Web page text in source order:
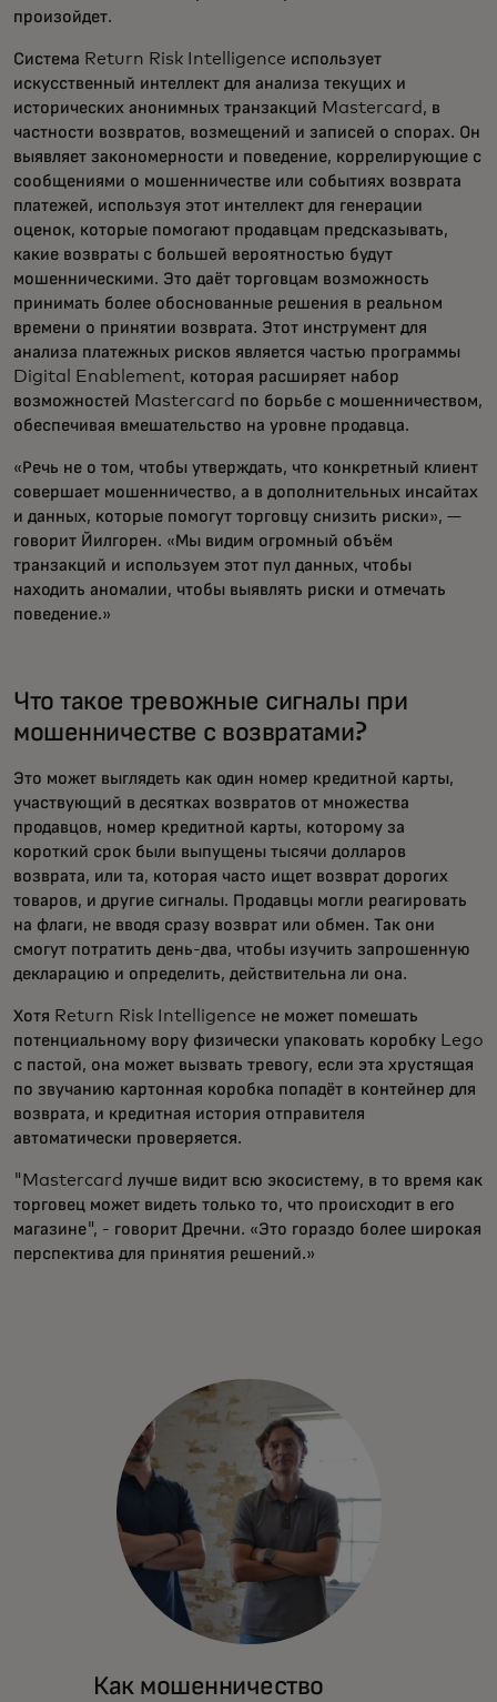
произойдет.
Система Return Risk Intelligence использует
искусственный интеллект для анализа текущих и
исторических анонимных транзакций Mastercard, в
частности возвратов, возмещений и записей о спорах. Он
выявляет закономерности и поведение, коррелирующие с
сообщениями о мошенничестве или событиях возврата
платежей, используя этот интеллект для генерации
оценок, которые помогают продавцам предсказывать,
какие возвраты с большей вероятностью будут
мошенническими. Это даёт торговцам возможность
принимать более обоснованные решения в реальном
времени о принятии возврата. Этот инструмент для
анализа платежных рисков является частью программы
Digital Enablement, которая расширяет набор
возможностей Mastercard по борьбе с мошенничеством,
обеспечивая вмешательство на уровне продавца.
«Речь не о том, чтобы утверждать, что конкретный клиент
совершает мошенничество, а в дополнительных инсайтах
и данных, которые помогут торговцу снизить риски», —
говорит Йилгорен. «Мы видим огромный объём
транзакций и используем этот пул данных, чтобы
находить аномалии, чтобы выявлять риски и отмечать
поведение.»
Что такое тревожные сигналы при
мошенничестве с возвратами?
Это может выглядеть как один номер кредитной карты,
участвующий в десятках возвратов от множества
продавцов, номер кредитной карты, которому за
короткий срок были выпущены тысячи долларов
возврата, или та, которая часто ищет возврат дорогих
товаров, и другие сигналы. Продавцы могли реагировать
на флаги, не вводя сразу возврат или обмен. Так они
смогут потратить день-два, чтобы изучить запрошенную
декларацию и определить, действительна ли она.
Хотя Return Risk Intelligence не может помешать
потенциальному вору физически упаковать коробку Lego
с пастой, она может вызвать тревогу, если эта хрустящая
по звучанию картонная коробка попадёт в контейнер для
возврата, и кредитная история отправителя
автоматически проверяется.
"Mastercard лучше видит всю экосистему, в то время как
торговец может видеть только то, что происходит в его
магазине", - говорит Дречни. «Это гораздо более широкая
перспектива для принятия решений.»
Как мошенничество